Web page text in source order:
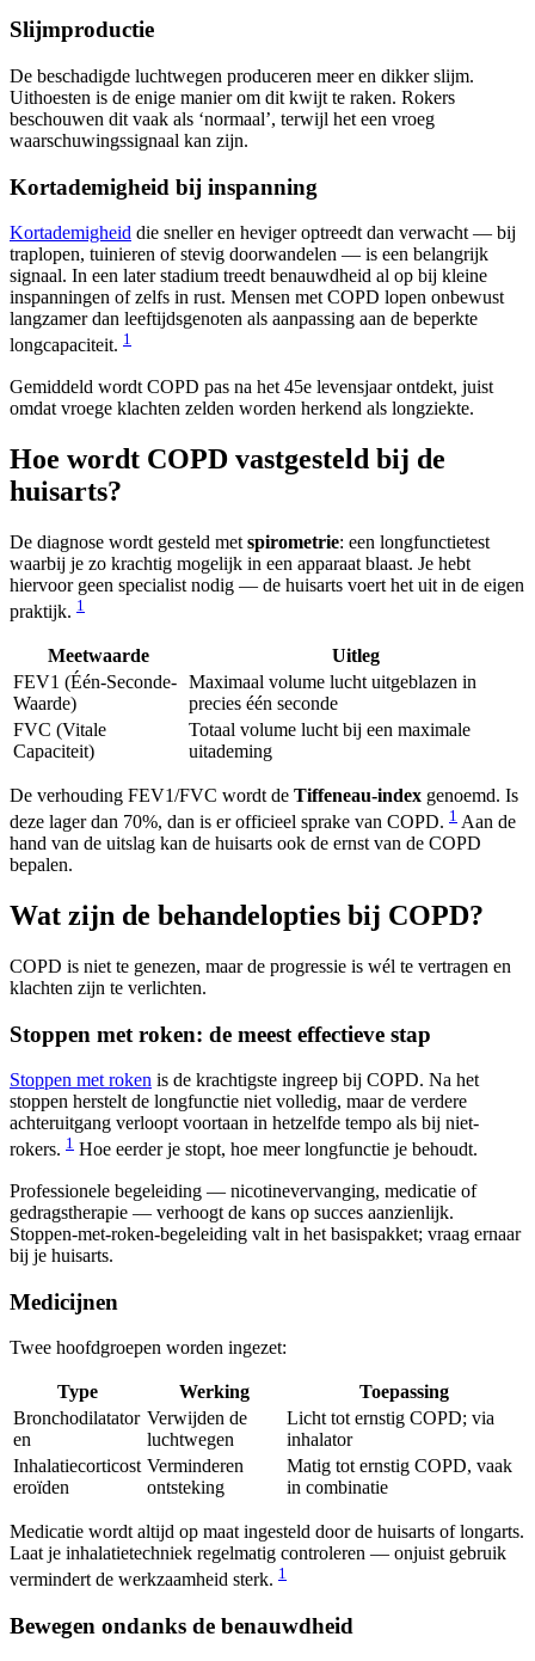
Slijmproductie
De beschadigde luchtwegen produceren meer en dikker slijm.
Uithoesten is de enige manier om dit kwijt te raken. Rokers
beschouwen dit vaak als ‘normaal’, terwijl het een vroeg
waarschuwingssignaal kan zijn.
Kortademigheid bij inspanning
Kortademigheid die sneller en heviger optreedt dan verwacht — bij
traplopen, tuinieren of stevig doorwandelen — is een belangrijk
signaal. In een later stadium treedt benauwdheid al op bij kleine
inspanningen of zelfs in rust. Mensen met COPD lopen onbewust
langzamer dan leeftijdsgenoten als aanpassing aan de beperkte
longcapaciteit. 1
Gemiddeld wordt COPD pas na het 45e levensjaar ontdekt, juist
omdat vroege klachten zelden worden herkend als longziekte.
Hoe wordt COPD vastgesteld bij de
huisarts?
De diagnose wordt gesteld met spirometrie: een longfunctietest
waarbij je zo krachtig mogelijk in een apparaat blaast. Je hebt
hiervoor geen specialist nodig — de huisarts voert het uit in de eigen
praktijk. 1
Meetwaarde
Uitleg
FEV1 (Één-Seconde-
Waarde)
Maximaal volume lucht uitgeblazen in
precies één seconde
FVC (Vitale
Capaciteit)
Totaal volume lucht bij een maximale
uitademing
De verhouding FEV1/FVC wordt de Tiffeneau-index genoemd. Is
deze lager dan 70%, dan is er officieel sprake van COPD. 1 Aan de
hand van de uitslag kan de huisarts ook de ernst van de COPD
bepalen.
Wat zijn de behandelopties bij COPD?
COPD is niet te genezen, maar de progressie is wél te vertragen en
klachten zijn te verlichten.
Stoppen met roken: de meest effectieve stap
Stoppen met roken is de krachtigste ingreep bij COPD. Na het
stoppen herstelt de longfunctie niet volledig, maar de verdere
achteruitgang verloopt voortaan in hetzelfde tempo als bij niet-
rokers. 1 Hoe eerder je stopt, hoe meer longfunctie je behoudt.
Professionele begeleiding — nicotinevervanging, medicatie of
gedragstherapie — verhoogt de kans op succes aanzienlijk.
Stoppen-met-roken-begeleiding valt in het basispakket; vraag ernaar
bij je huisarts.
Medicijnen
Twee hoofdgroepen worden ingezet:
Type Werking
Toepassing
Bronchodilatator
en
Verwijden de
luchtwegen
Licht tot ernstig COPD; via
inhalator
Inhalatiecorticost
eroïden
Verminderen
ontsteking
Matig tot ernstig COPD, vaak
in combinatie
Medicatie wordt altijd op maat ingesteld door de huisarts of longarts.
Laat je inhalatietechniek regelmatig controleren — onjuist gebruik
vermindert de werkzaamheid sterk. 1
Bewegen ondanks de benauwdheid